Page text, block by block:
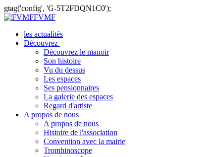
gtag('config', 'G-5T2FDQN1C0');
FVMF
les actualités
Découvrez
Découvrez le manoir
Son histoire
Vu du dessus
Les espaces
Ses pensionnaires
La galerie des espaces
Regard d'artiste
A propos de nous
A propos de nous
Histoire de l'association
Convention avec la mairie
Trombinoscope